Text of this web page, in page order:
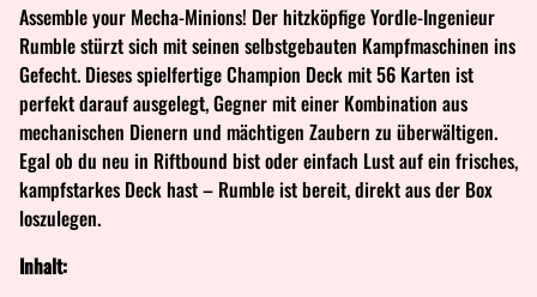
Assemble your Mecha-Minions! Der hitzköpfige Yordle-Ingenieur
Rumble stürzt sich mit seinen selbstgebauten Kampfmaschinen ins
Gefecht. Dieses spielfertige Champion Deck mit 56 Karten ist
perfekt darauf ausgelegt, Gegner mit einer Kombination aus
mechanischen Dienern und mächtigen Zaubern zu überwältigen.
Egal ob du neu in Riftbound bist oder einfach Lust auf ein frisches,
kampfstarkes Deck hast – Rumble ist bereit, direkt aus der Box
loszulegen.
Inhalt: